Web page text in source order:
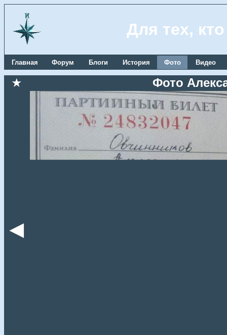
Для тех,
Главная Форум Блоги История Фото Видео
★ Фото
◄